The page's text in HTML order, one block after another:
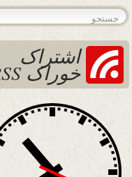
اشتراک
خوراک RSS